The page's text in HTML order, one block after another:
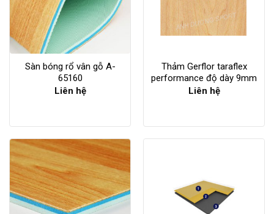
Sàn bóng rổ vân gỗ A-
65160
Liên hệ
Thảm Gerflor taraflex
performance độ dày 9mm
Liên hệ